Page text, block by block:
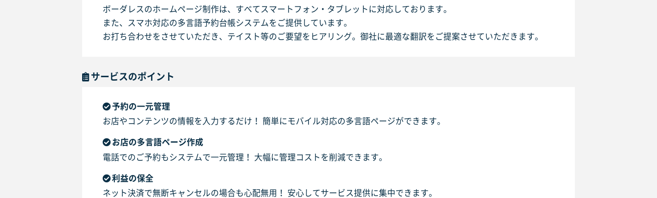
ボーダレスのホームページ制作は、すべてスマートフォン・タブレットに対応しております。
また、スマホ対応の多言語予約台帳システムをご提供しています。
お打ち合わせをさせていただき、テイスト等のご要望をヒアリング。御社に最適な翻訳をご提案させていただきます。
サービスのポイント
予約の一元管理
お店やコンテンツの情報を入力するだけ！ 簡単にモバイル対応の多言語ページができます。
お店の多言語ページ作成
電話でのご予約もシステムで一元管理！ 大幅に管理コストを削減できます。
利益の保全
ネット決済で無断キャンセルの場合も心配無用！ 安心してサービス提供に集中できます。